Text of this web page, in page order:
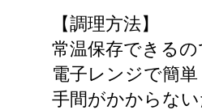
【調理方法】
常温保存できる
電子レンジで簡単
手間がかからな